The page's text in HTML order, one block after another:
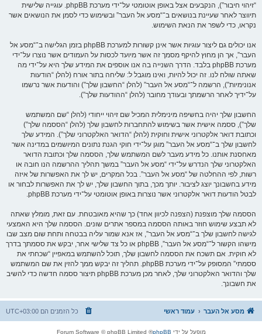
“זיהוי חיבור”), הנקבעים אצל באופן אוטומטי על־ידי מערכת phpBB. עוגייה שלישית
תיווצר לאחר שעיינת בנושאים ב־“מסע אל העבר” ובשימוש כדי לסמן את הנושאים אשר
נקראו, כדי לשפר את הנאת השימוש.
אנו יכולים גם ליצור עוגיות אשר אינן קשורות למערכת phpBB בזמן הגלישה ב־“מסע אל
העבר”, אך הן מחוץ להיקף מסמך זה אשר מיועד לכסות על העמודים אשר נוצרו על־ידי
מערכת phpBB בלבד. הדרך השנייה בה אנו אוספים את המידע שלך היא על־ידי מה
שאתה שולח לנו. זה יכול להיות, ואינו מוגבל ל: שליחה בתור אורח (להלן “הודעות
אנונימיות”), הרשמה ל־“מסע אל העבר” (להלן “החשבון שלך”) והודעות אשר נרשמו
על־ידיך לאחר הרשמתך ובעודך מחובר (להלן “ההודעות שלך”).
החשבון שלך יהיה בחשיפה מינימלית המכיל שם זיהוי ייחודי (להלן “שם המשתמש
שלך”), ססמה אישית אשר בשימוש להתחברות לחשבון שלך (להלן “הססמה שלך”)
וכתובת דואר אלקטרוני אישית וחוקית (להלן “הדואר האלקטרוני שלך”). המידע שלך
לחשבון שלך ב־“מסע אל העבר” מוגן על־ידי חוקי הגנת נתונים המיושמים במדינה אשר
מאחסנת אותנו. כל מידע מעבר לשם המשתמש שלך, הססמה שלך וכתובת הדואר
האלקטרוני שלך הנדרש על־ידי “מסע אל העבר” במשך תהליך ההרשמה הנו חובה או
רשות, לפי ההחלטה של “מסע אל העבר”. בכל המקרים, יש לך את האפשרות של איזה
מידע בחשבונך יוצג לציבור. יותך מכך, בתוך החשבון שלך, יש לך את האפשרות לבחור או
לבטל הודעות דואר אלקטרוני אשר נוצרות באופן אוטומטי על־ידי מערכת phpBB.
הססמה שלך מוצפנת (הצפנה לכיוון אחד) כך שהיא מאובטחת. עם זאת, מומלץ שאתה
לא תבצע שימוש חוזר באותה הססמה במספר אתרים שונים. הססמה שלך היא האמצעי
לגישה לחשבון שלך ב־“מסע אל העבר”, אז אנא שמור עליה בבטחה ותחת שום מצב שבו
מישהו הקשור ל־“מסע אל העבר”, phpBB או כל צד שלישי אחר, יבקש את ססמתך בדרך
לא חוקית. אם תשכח את הססמה לחשבון שלך, תוכל להשתמש במאפיין “שכחתי את
ססמתי” המסופק על־ידי מערכת phpBB. תהליך זה יבקש ממך להזין את שם המשתמש
שלך והדואר האלקטרוני שלך, לאחר מכן מערכת phpBB תיצור ססמה חדשה כדי להשיב
את חשבונך.
מסע אל העבר עמוד ראשי כל הזמנים הם UTC+03:00
מופעל על ידי phpBB
® Forum Software © phpBB Limited